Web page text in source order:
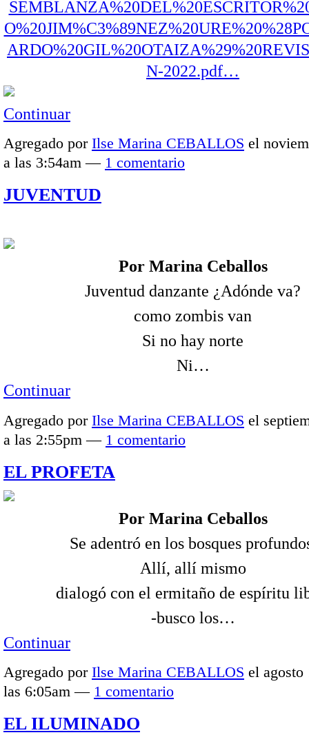
N-2022.pdf…
Continuar
Agregado por Ilse Marina CEBALLOS el
a las 3:54am — 1 comentario
JUVENTUD
Por Marina Ceballos
Juventud danzante ¿Adónde va?
como zombis van
Si no hay norte
Ni…
Continuar
Agregado por Ilse Marina CEBALLOS el
a las 2:55pm — 1 comentario
EL PROFETA
Por Marina Ceballos
Se adentró en los bosques
Allí, allí mismo
dialogó con el ermitaño de espíritu
-busco los…
Continuar
Agregado por Ilse Marina CEBALLOS el agosto
las 6:05am — 1 comentario
EL ILUMINADO